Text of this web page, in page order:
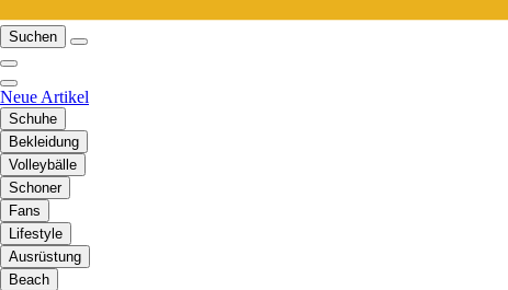
Suchen
Neue Artikel
Schuhe
Bekleidung
Volleybälle
Schoner
Fans
Lifestyle
Ausrüstung
Beach